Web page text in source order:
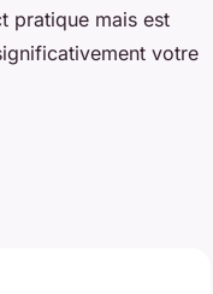
pratique mais est
votre